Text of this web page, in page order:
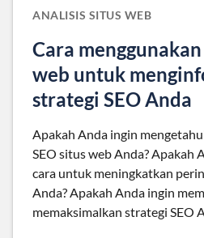
ANALISIS SITUS WEB
Cara
web untuk
strategi SEO Anda
Apakah Anda ingin
SEO situs web Anda? Apakah
cara untuk meningkatkan
Anda? Apakah Anda ingin
memaksimalkan strategi SEO